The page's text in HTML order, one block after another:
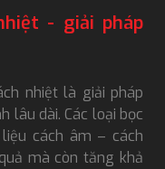
- giải pháp
nhiệt là giải pháp
lâu dài. Các loại bọc
cách âm – cách
mà còn tăng khả